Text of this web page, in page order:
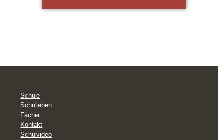
Schule
Schulleben
Fächer
Kontakt
Schulvideo